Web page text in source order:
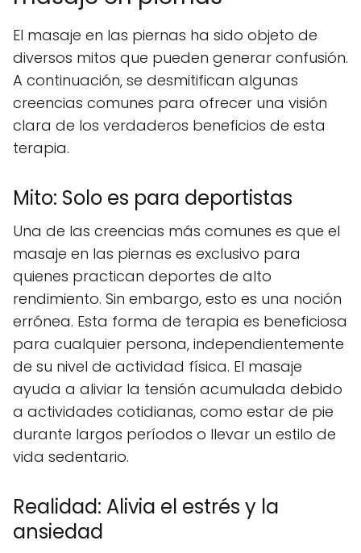
El masaje en las piernas ha sido objeto de
diversos mitos que pueden generar confusión.
A continuación, se desmitifican algunas
creencias comunes para ofrecer una visión
clara de los verdaderos beneficios de esta
terapia.
Mito: Solo es para deportistas
Una de las creencias más comunes es que el
masaje en las piernas es exclusivo para
quienes practican deportes de alto
rendimiento. Sin embargo, esto es una noción
errónea. Esta forma de terapia es beneficiosa
para cualquier persona, independientemente
de su nivel de actividad física. El masaje
ayuda a aliviar la tensión acumulada debido
a actividades cotidianas, como estar de pie
durante largos períodos o llevar un estilo de
vida sedentario.
Realidad: Alivia el estrés y la
ansiedad